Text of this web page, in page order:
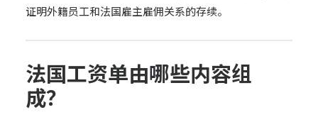
证明外籍员工和法国雇主雇佣关系的存续。
法国工资单由哪些内容组
成？